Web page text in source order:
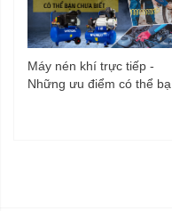
Máy nén khí trực tiếp -
Những ưu điểm có thể bạn